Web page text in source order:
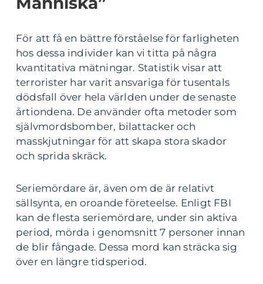
För att få en bättre förståelse för farligheten
hos dessa individer kan vi titta på några
kvantitativa mätningar. Statistik visar att
terrorister har varit ansvariga för tusentals
dödsfall över hela världen under de senaste
årtiondena. De använder ofta metoder som
självmordsbomber, bilattacker och
masskjutningar för att skapa stora skador
och sprida skräck.
Seriemördare är, även om de är relativt
sällsynta, en oroande företeelse. Enligt FBI
kan de flesta seriemördare, under sin aktiva
period, mörda i genomsnitt 7 personer innan
de blir fångade. Dessa mord kan sträcka sig
över en längre tidsperiod.